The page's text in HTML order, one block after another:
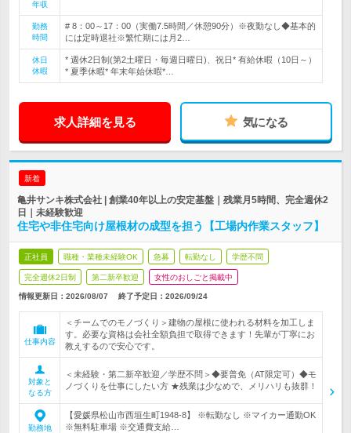
年収
勤務
時間
# 8：00～17：00（実働7.5時間／休憩90分）※夜勤なし◆基本的
には定時退社※繁忙期には月2…
休日
休暇
* 週休2日制(第2土曜日・毎週日曜日)、祝日* 有給休暇（10日～）
* 夏季休暇* 年末年始休暇*…
求人詳細を見る 気になる
新着
亀井サンキ株式会社 | 創業40年以上の安定基盤｜残業月5時間、完全週休2
日｜未経験歓迎
住宅や非住宅向け屋根材の成型を担う【工場内作業スタッフ】
正社員 職種・業種未経験OK 急募 転勤なし 学歴不問
完全週休2日制 第二新卒歓迎 女性のおしごと掲載中
情報更新日：2026/08/07 終了予定日： 2026/09/24
仕事内容
＜チームでのモノづくり＞建物の屋根に使われる材料を加工しま
す。必要な資格は会社全額負担で取得できます！先輩が丁寧にお
教えするので安心です。
対象と
なる方
＜未経験・第二新卒歓迎／学歴不問＞◆要普免（AT限定可）◆モ
ノづくりを仕事にしたい方 ★残業は少なめで、メリハリも抜群！
勤務地
【愛媛県松山市西垣生町1948-8】 ※転勤なし ※マイカー通勤OK
※無料駐車場 ※交通費支給…